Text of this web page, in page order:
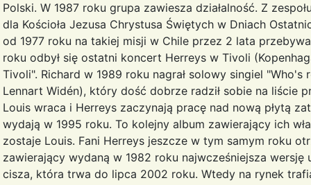
Polski. W 1987 roku grupa zawiesza działalność. Z
dla Kościoła Jezusa Chrystusa Świętych w Dniach
od 1977 roku na takiej misji w Chile przez 2 lata
roku odbył się ostatni koncert Herreys w Tivoli
Tivoli". Richard w 1989 roku nagrał solowy singiel
Lennart Widén), który dość dobrze radził sobie na liście
Louis wraca i Herreys zaczynają pracę nad nową płytą
wydają w 1995 roku. To kolejny album zawierający ich
zostaje Louis. Fani Herreys jeszcze w tym samym roku
zawierający wydaną w 1982 roku najwcześniejsza
cisza, która trwa do lipca 2002 roku. Wtedy na rynek